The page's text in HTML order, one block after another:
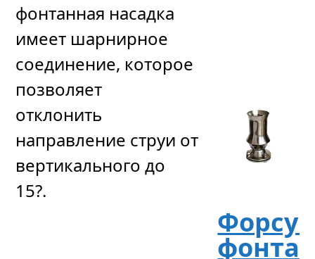
фонтанная насадка
имеет шарнирное
соединение, которое
позволяет
отклонить
направление струи от
вертикального до
15?.